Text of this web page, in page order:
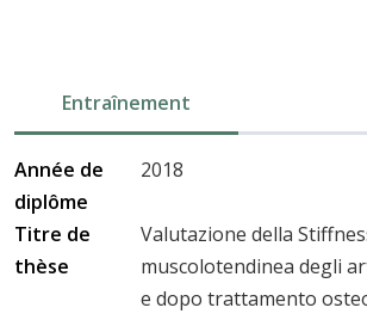
Entraînement
Année de
diplôme
2018
Titre de
thèse
Valutazione della
muscolotendinea degli
e dopo trattamento